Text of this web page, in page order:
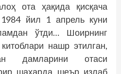
ота ҳақида қисқача
1984 йил 1 апрель куни
ўтди… Шоирнинг
нашр этилган,
дамларини отаси
шаҳарда шеър излаб